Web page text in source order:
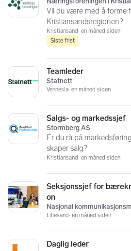
Vil du være med å forme
Kristiansandsregionen?
Kristiansand en måned siden
Siste frist
Teamleder
Statnett
Vennesla en måned siden
Salgs- og markedssjef
Stormberg AS
Er du rå på
skaper salg?
Kristiansand en måned siden
Seksjonssjef for
on
Nasjonal
Lillesand en måned siden
Daglig leder